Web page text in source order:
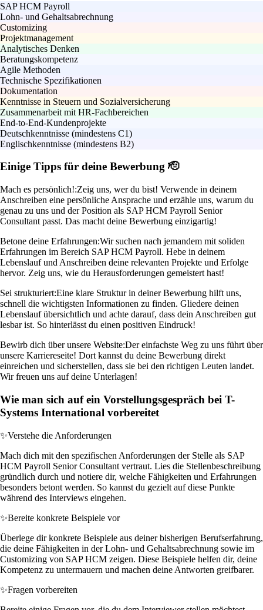
SAP HCM Payroll
Lohn- und Gehaltsabrechnung
Customizing
Projektmanagement
Analytisches Denken
Beratungskompetenz
Agile Methoden
Technische Spezifikationen
Dokumentation
Kenntnisse in Steuern und Sozialversicherung
Zusammenarbeit mit HR-Fachbereichen
End-to-End-Kundenprojekte
Deutschkenntnisse (mindestens C1)
Englischkenntnisse (mindestens B2)
Einige Tipps für deine Bewerbung 🫡
Mach es persönlich!:Zeig uns, wer du bist! Verwende in deinem
Anschreiben eine persönliche Ansprache und erzähle uns, warum du
genau zu uns und der Position als SAP HCM Payroll Senior
Consultant passt. Das macht deine Bewerbung einzigartig!
Betone deine Erfahrungen:Wir suchen nach jemandem mit soliden
Erfahrungen im Bereich SAP HCM Payroll. Hebe in deinem
Lebenslauf und Anschreiben deine relevanten Projekte und Erfolge
hervor. Zeig uns, wie du Herausforderungen gemeistert hast!
Sei strukturiert:Eine klare Struktur in deiner Bewerbung hilft uns,
schnell die wichtigsten Informationen zu finden. Gliedere deinen
Lebenslauf übersichtlich und achte darauf, dass dein Anschreiben gut
lesbar ist. So hinterlässt du einen positiven Eindruck!
Bewirb dich über unsere Website:Der einfachste Weg zu uns führt über
unsere Karriereseite! Dort kannst du deine Bewerbung direkt
einreichen und sicherstellen, dass sie bei den richtigen Leuten landet.
Wir freuen uns auf deine Unterlagen!
Wie man sich auf ein Vorstellungsgespräch bei T-
Systems International vorbereitet
✨Verstehe die Anforderungen
Mach dich mit den spezifischen Anforderungen der Stelle als SAP
HCM Payroll Senior Consultant vertraut. Lies die Stellenbeschreibung
gründlich durch und notiere dir, welche Fähigkeiten und Erfahrungen
besonders betont werden. So kannst du gezielt auf diese Punkte
während des Interviews eingehen.
✨Bereite konkrete Beispiele vor
Überlege dir konkrete Beispiele aus deiner bisherigen Berufserfahrung,
die deine Fähigkeiten in der Lohn- und Gehaltsabrechnung sowie im
Customizing von SAP HCM zeigen. Diese Beispiele helfen dir, deine
Kompetenz zu untermauern und machen deine Antworten greifbarer.
✨Fragen vorbereiten